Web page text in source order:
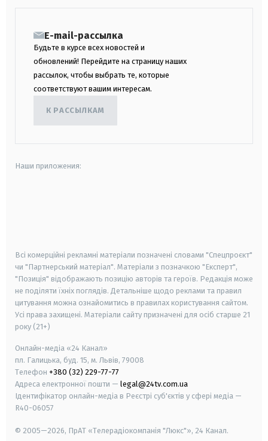
E-mail-рассылка
Будьте в курсе всех новостей и
обновлений! Перейдите на страницу наших
рассылок, чтобы выбрать те, которые
соответствуют вашим интересам.
К РАССЫЛКАМ
Наши приложения:
Всі комерційні рекламні матеріали позначені словами "Спецпроєкт"
чи "Партнерський матеріал". Матеріали з позначкою "Експерт",
"Позиція" відображають позицію авторів та героїв. Редакція може
не поділяти їхніх поглядів. Детальніше щодо реклами та правил
цитування можна ознайомитись в правилах користування сайтом.
Усі права захищені. Матеріали сайту призначені для осіб старше 21
року (21+)
Онлайн-медіа «24 Канал»
пл. Галицька, буд. 15, м. Львів, 79008
Телефон +380 (32) 229-77-77
Адреса електронної пошти — legal@24tv.com.ua
Ідентифікатор онлайн-медіа в Реєстрі суб'єктів у сфері медіа —
R40-06057
© 2005—2026, ПрАТ «Телерадіокомпанія "Люкс"», 24 Канал.